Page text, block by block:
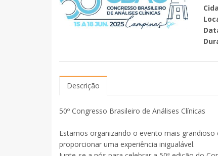
Descrição
50º Congresso Brasileiro de Análises Clínicas
Estamos organizando o evento mais
proporcionar uma experiência inigualável.